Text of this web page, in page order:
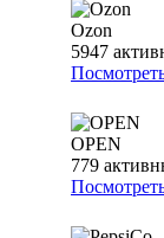
Ozon
5947
OPEN
779